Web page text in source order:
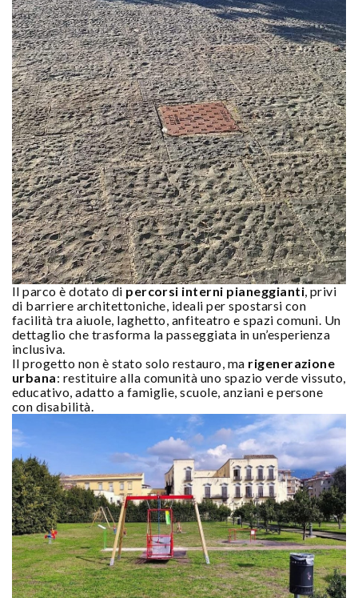
Il parco è dotato di percorsi interni pianeggianti, privi
di barriere architettoniche, ideali per spostarsi con
facilità tra aiuole, laghetto, anfiteatro e spazi comuni. Un
dettaglio che trasforma la passeggiata in un’esperienza
inclusiva.
Il progetto non è stato solo restauro, ma rigenerazione
urbana: restituire alla comunità uno spazio verde vissuto,
educativo, adatto a famiglie, scuole, anziani e persone
con disabilità.